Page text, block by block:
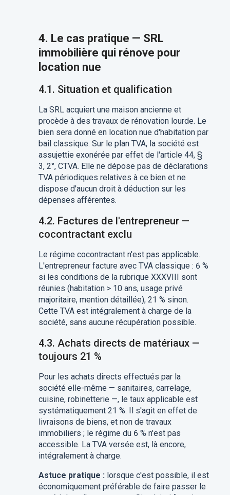
4. Le cas pratique — SRL
immobilière qui rénove pour
location nue
4.1. Situation et qualification
La SRL acquiert une maison ancienne et
procède à des travaux de rénovation lourde. Le
bien sera donné en location nue d'habitation par
bail classique. Sur le plan TVA, la société est
assujettie exonérée par effet de l'article 44, §
3, 2°, CTVA. Elle ne dépose pas de déclarations
TVA périodiques relatives à ce bien et ne
dispose d'aucun droit à déduction sur les
dépenses afférentes.
4.2. Factures de l'entrepreneur —
cocontractant exclu
Le régime cocontractant n'est pas applicable.
L'entrepreneur facture avec TVA classique : 6 %
si les conditions de la rubrique XXXVIII sont
réunies (habitation > 10 ans, usage privé
majoritaire, mention détaillée), 21 % sinon.
Cette TVA est intégralement à charge de la
société, sans aucune récupération possible.
4.3. Achats directs de matériaux —
toujours 21 %
Pour les achats directs effectués par la
société elle-même — sanitaires, carrelage,
cuisine, robinetterie —, le taux applicable est
systématiquement 21 %. Il s'agit en effet de
livraisons de biens, et non de travaux
immobiliers ; le régime du 6 % n'est pas
accessible. La TVA versée est, là encore,
intégralement à charge.
Astuce pratique : lorsque c'est possible, il est
économiquement préférable de faire passer le